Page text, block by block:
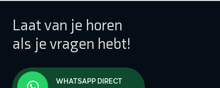
Laat van je horen
als je vragen hebt!
WHATSAPP DIRECT